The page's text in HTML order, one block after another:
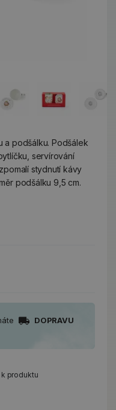
a podšálku. Podšálek
servírování
stydnutí kávy
podšálku 9,5 cm.
DOPRAVU
produktu